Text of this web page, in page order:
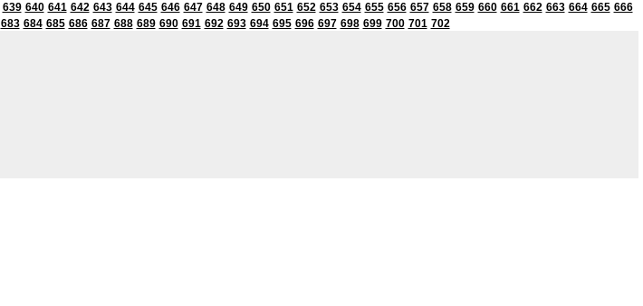
639 640 641 642 643 644 645 646 647 648 649 650 651 652 653 654 655 656 657 658 659 660 661 662 663 664 665 666
683 684 685 686 687 688 689 690 691 692 693 694 695 696 697 698 699 700 701 702